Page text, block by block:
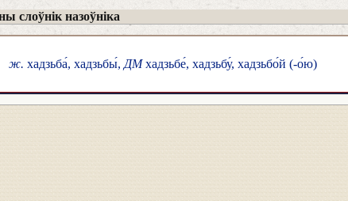
слоўнік назоўніка
ж. хадзьба́, хадзьбы́, ДМхадзьбе́, хадзьбу́, хадзьбо́й (-о́ю)